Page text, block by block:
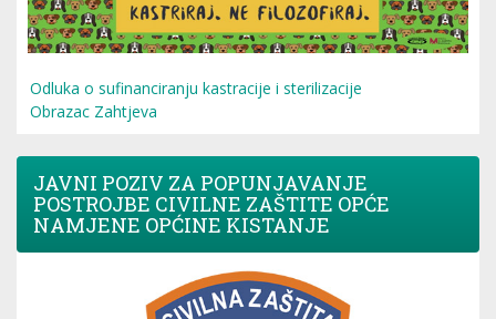
Odluka o sufinanciranju kastracije i sterilizacije
Obrazac Zahtjeva
JAVNI POZIV ZA POPUNJAVANJE
POSTROJBE CIVILNE ZAŠTITE OPĆE
NAMJENE OPĆINE KISTANJE